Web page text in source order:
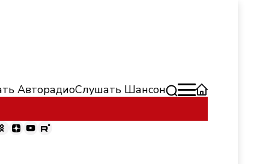
АвторадиоСлушать Шансон